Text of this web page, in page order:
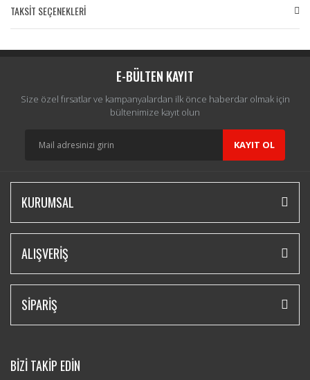
Yorum Yaz
TAKSİT SEÇENEKLERİ
E-BÜLTEN KAYIT
Size özel fırsatlar ve kampanyalardan ilk önce haberdar olmak için
bültenimize kayıt olun
KAYIT OL
KURUMSAL
ALIŞVERİŞ
SİPARİŞ
BİZİ TAKİP EDİN